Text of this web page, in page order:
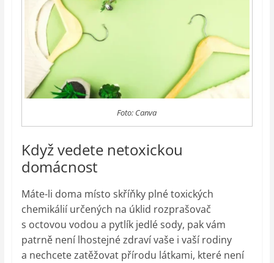
Foto: Canva
Když vedete netoxickou
domácnost
Máte-li doma místo skříňky plné toxických
chemikálií určených na úklid rozprašovač
s octovou vodou a pytlík jedlé sody, pak vám
patrně není lhostejné zdraví vaše i vaší rodiny
a nechcete zatěžovat přírodu látkami, které není